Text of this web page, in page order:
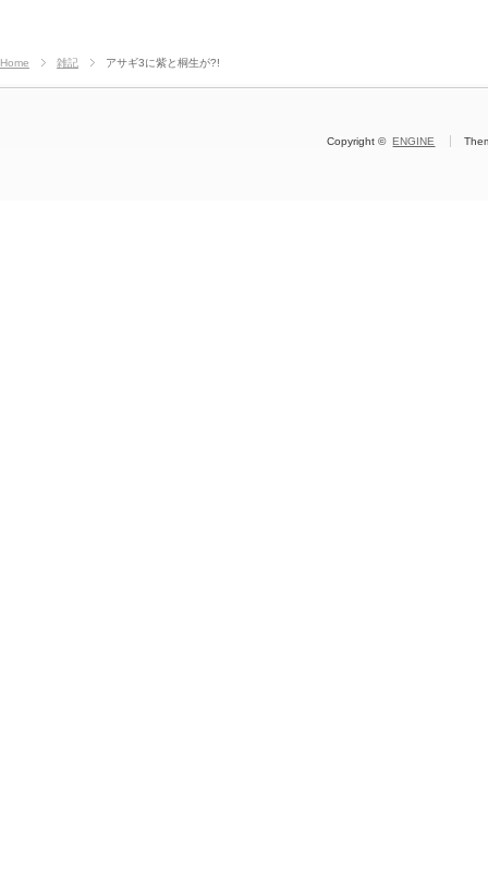
Home 雑記 アサギ3に紫と桐生が?!
Copyright ©ENGINE